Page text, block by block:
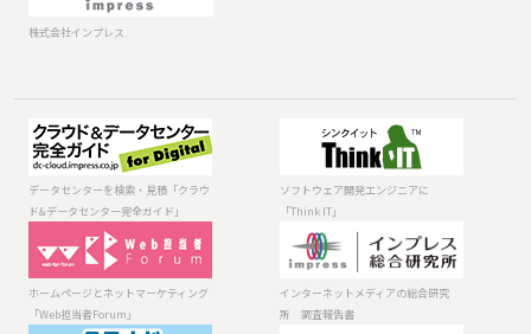
株式会社インプレス
データセンター
を検索・見積
「クラウド&デー
タセンター完全
ソフトウェア開
発エンジニアに
「Think IT」
ホームページと
ネットマーケテ
ィング「Web担
当者Forum」
インターネット
メディアの総合
研究所 調査報
データセンターを検索・見積「クラウ
ド&データセンター完全ガイド」
ソフトウェア開発エンジニアに
「Think IT」
ホームページとネットマーケティング
「Web担当者Forum」
インターネットメディアの総合研究
所 調査報告書